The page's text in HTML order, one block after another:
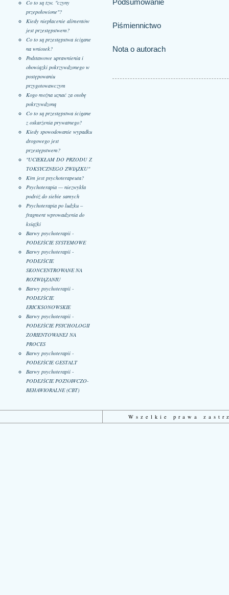
Co to są tzw. "czyny
przepołowione"?
Kiedy niepłacenie alimentów
jest przestępstwem?
Co to są przestępstwa ścigane
na wniosek?
Podstawowe uprawnienia i
obowiązki pokrzywdzonego w
postępowaniu
przygotowawczym
Kogo można uznać za osobę
pokrzywdzoną
Co to są przestępstwa ścigane
z oskarżenia prywatnego?
Kiedy spowodowanie wypadku
drogowego jest
przestępstwem?
"UCIEKŁAM DO PRZODU Z
TOKSYCZNEGO ZWIĄZKU"
Kim jest psychoterapeuta?
Psychoterapia — niezwykła
podróż do siebie samych
Psychoterapia po ludzku –
fragment wprowadzenia do
książki
Barwy psychoterapii -
PODEJŚCIE SYSTEMOWE
Barwy psychoterapii -
PODEJŚCIE
SKONCENTROWANE NA
ROZWIĄZANIU
Barwy psychoterapii -
PODEJŚCIE
ERICKSONOWSKIE
Barwy psychoterapii -
PODEJŚCIE PSYCHOLOGII
ZORIENTOWANEJ NA
PROCES
Barwy psychoterapii -
PODEJŚCIE GESTALT
Barwy psychoterapii -
PODEJŚCIE POZNAWCZO-
BEHAWIORALNE (CBT)
Podsumowanie
Piśmiennictwo
Nota o autorach
Wszelkie prawa